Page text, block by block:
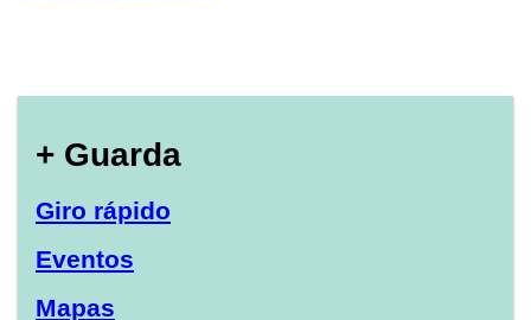
+ Guarda
Giro rápido
Eventos
Mapas